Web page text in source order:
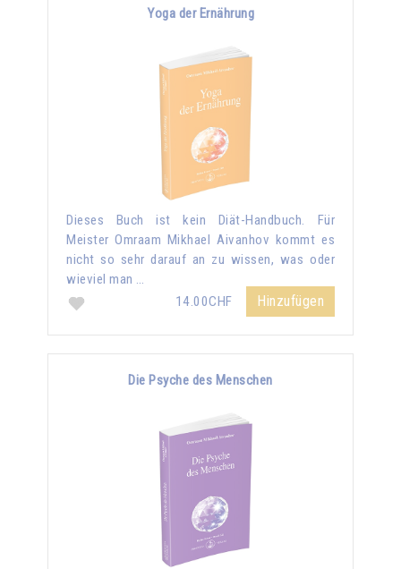
Yoga der Ernährung
Dieses Buch ist kein Diät-Handbuch. Für
Meister Omraam Mikhael Aivanhov kommt es
nicht so sehr darauf an zu wissen, was oder
wieviel man …
14.00CHF
Hinzufügen
Die Psyche des Menschen